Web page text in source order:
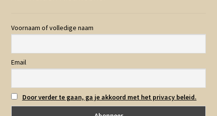
Voornaam of volledige naam
Email
Door verder te gaan, ga je akkoord met het privacy beleid.